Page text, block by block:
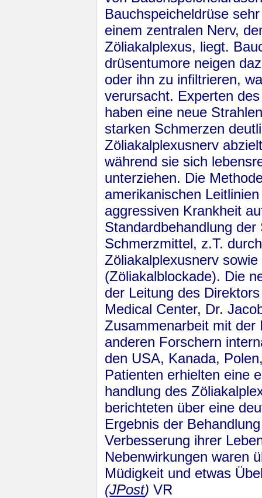
Bauchspeicheldrüse
einem zentralen Nerv,
Zöliakalplexus, liegt.
drüsentumore neigen
oder ihn zu infiltrieren,
verursacht. Experten
haben eine neue
starken Schmerzen
Zöliakalplexusnerv
während sie sich
unterziehen. Die
amerikanischen
aggressiven Krank­heit
Standardbehandlung
Schmerzmittel, z.T.
Zöliakalplexusnerv
(Zöliakalblockade). Die
der Leitung des
Medical Center, Dr.
Zusammenarbeit mit der
anderen Forschern
den USA, Ka­na­da,
Patienten erhielten eine
hand­lung des
berichteten über eine
Ergebnis der
Verbesserung ihrer
Nebenwirkungen waren
Müdigkeit und etwas
(JPost)VR